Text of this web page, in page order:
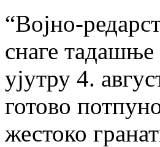
“Војно-
снаге
ујутру 4.
готово
жестоко